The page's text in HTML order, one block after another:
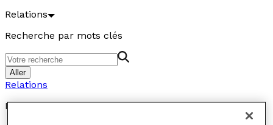
Relations
Recherche par mots clés
Aller
Relations
Relation linéaire